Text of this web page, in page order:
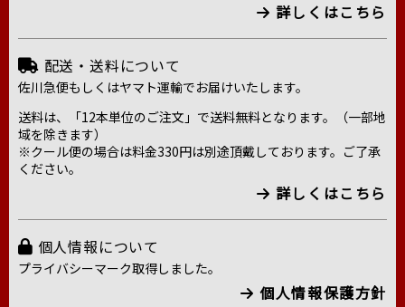
詳しくはこちら
配送・送料について
佐川急便もしくはヤマト運輸でお届けいたします。
送料は、「12本単位のご注文」で送料無料となります。（一部地
域を除きます）
※クール便の場合は料金330円は別途頂戴しております。ご了承
ください。
詳しくはこちら
個人情報について
プライバシーマーク取得しました。
個人情報保護方針